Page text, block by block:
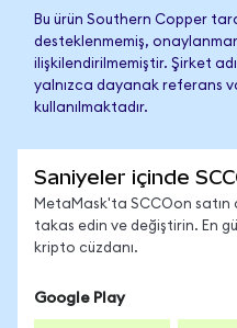
Bu ürün Southern Copper
desteklenmemiş,
ilişkilendirilmemiştir. Şirket
yalnızca dayanak referans
kullanılmaktadır.
Saniyeler içinde
MetaMask'ta SCCOon satın
takas edin ve değiştirin. En
kripto cüzdanı.
Google Play